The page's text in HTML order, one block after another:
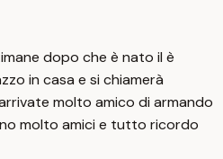
dopo che è nato il è
in casa e si chiamerà
molto amico di armando
molto amici e tutto ricordo